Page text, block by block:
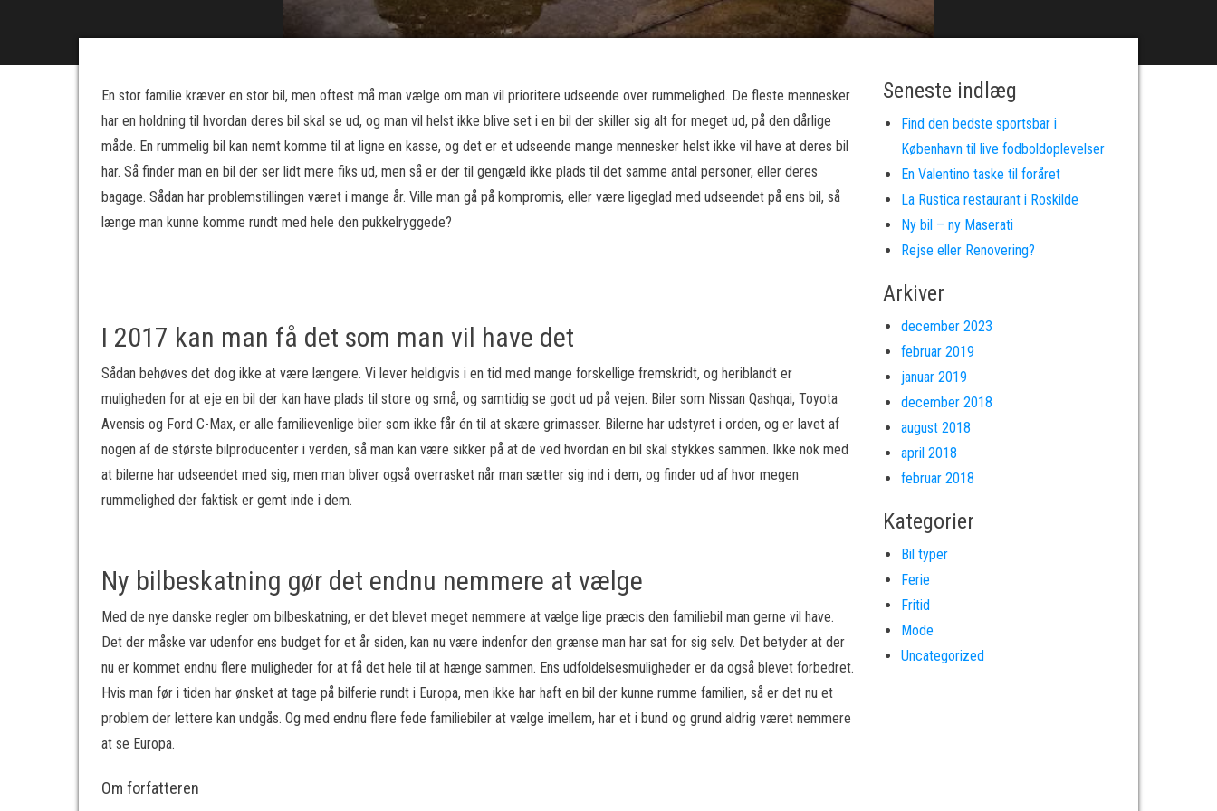
En stor familie kræver en stor bil, men oftest må man vælge om man vil prioritere udseende over rummelighed. De fleste mennesker
har en holdning til hvordan deres bil skal se ud, og man vil helst ikke blive set i en bil der skiller sig alt for meget ud, på den dårlige
måde. En rummelig bil kan nemt komme til at ligne en kasse, og det er et udseende mange mennesker helst ikke vil have at deres bil
har. Så finder man en bil der ser lidt mere fiks ud, men så er der til gengæld ikke plads til det samme antal personer, eller deres
bagage. Sådan har problemstillingen været i mange år. Ville man gå på kompromis, eller være ligeglad med udseendet på ens bil, så
længe man kunne komme rundt med hele den pukkelryggede?
I 2017 kan man få det som man vil have det
Sådan behøves det dog ikke at være længere. Vi lever heldigvis i en tid med mange forskellige fremskridt, og heriblandt er
muligheden for at eje en bil der kan have plads til store og små, og samtidig se godt ud på vejen. Biler som Nissan Qashqai, Toyota
Avensis og Ford C-Max, er alle familievenlige biler som ikke får én til at skære grimasser. Bilerne har udstyret i orden, og er lavet af
nogen af de største bilproducenter i verden, så man kan være sikker på at de ved hvordan en bil skal stykkes sammen. Ikke nok med
at bilerne har udseendet med sig, men man bliver også overrasket når man sætter sig ind i dem, og finder ud af hvor megen
rummelighed der faktisk er gemt inde i dem.
Ny bilbeskatning gør det endnu nemmere at vælge
Med de nye danske regler om bilbeskatning, er det blevet meget nemmere at vælge lige præcis den familiebil man gerne vil have.
Det der måske var udenfor ens budget for et år siden, kan nu være indenfor den grænse man har sat for sig selv. Det betyder at der
nu er kommet endnu flere muligheder for at få det hele til at hænge sammen. Ens udfoldelsesmuligheder er da også blevet forbedret.
Hvis man før i tiden har ønsket at tage på bilferie rundt i Europa, men ikke har haft en bil der kunne rumme familien, så er det nu et
problem der lettere kan undgås. Og med endnu flere fede familiebiler at vælge imellem, har et i bund og grund aldrig været nemmere
at se Europa.
Om forfatteren
Seneste indlæg
Find den bedste sportsbar i
København til live fodboldoplevelser
En Valentino taske til foråret
La Rustica restaurant i Roskilde
Ny bil – ny Maserati
Rejse eller Renovering?
Arkiver
december 2023
februar 2019
januar 2019
december 2018
august 2018
april 2018
februar 2018
Kategorier
Bil typer
Ferie
Fritid
Mode
Uncategorized